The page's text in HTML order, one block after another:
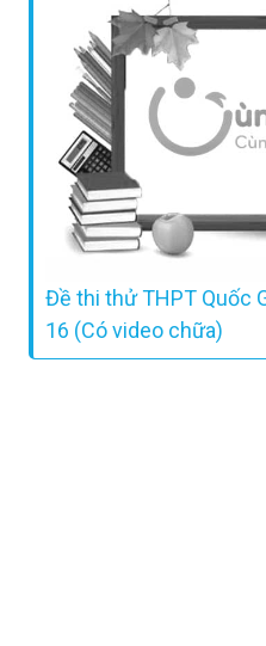
Đề thi thử THPT Quốc
16 (Có video chữa)